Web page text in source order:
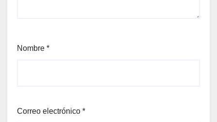
Nombre *
Correo electrónico *